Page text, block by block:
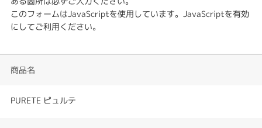
このフォームはJavaScriptを使用しています。JavaScriptを有効
にしてご利用ください。
商品名
PURETE ピュルテ